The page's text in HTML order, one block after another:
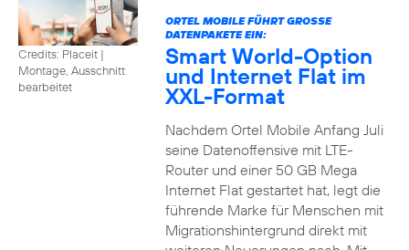
Credits: Placeit |
Montage, Ausschnitt
bearbeitet
ORTEL MOBILE FÜHRT GROSSE D
ATENPAKETE EIN:
Smart World-Option
und Internet Flat im
XXL-Format
Nachdem Ortel Mobile Anfang Juli
seine Datenoffensive mit LTE-
Router und einer 50 GB Mega
Internet Flat gestartet hat, legt die
führende Marke für Menschen mit
Migrationshintergrund direkt mit